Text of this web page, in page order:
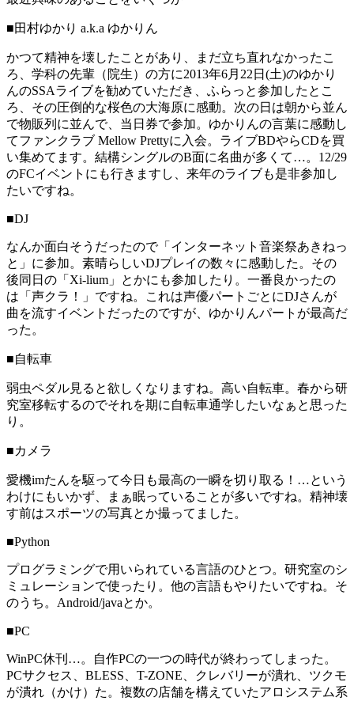
■田村ゆかり a.k.a ゆかりん
かつて精神を壊したことがあり、まだ立ち直れなかったこ
ろ、学科の先輩（院生）の方に2013年6月22日(土)のゆかり
んのSSAライブを勧めていただき、ふらっと参加したとこ
ろ、その圧倒的な桜色の大海原に感動。次の日は朝から並ん
で物販列に並んで、当日券で参加。ゆかりんの言葉に感動し
てファンクラブ Mellow Prettyに入会。ライブBDやらCDを買
い集めてます。結構シングルのB面に名曲が多くて…。12/29
のFCイベントにも行きますし、来年のライブも是非参加し
たいですね。
■DJ
なんか面白そうだったので「インターネット音楽祭あきねっ
と」に参加。素晴らしいDJプレイの数々に感動した。その
後同日の「Xi-lium」とかにも参加したり。一番良かったの
は「声クラ！」ですね。これは声優パートごとにDJさんが
曲を流すイベントだったのですが、ゆかりんパートが最高だ
った。
■自転車
弱虫ペダル見ると欲しくなりますね。高い自転車。春から研
究室移転するのでそれを期に自転車通学したいなぁと思った
り。
■カメラ
愛機imたんを駆って今日も最高の一瞬を切り取る！…という
わけにもいかず、まぁ眠っていることが多いですね。精神壊
す前はスポーツの写真とか撮ってました。
■Python
プログラミングで用いられている言語のひとつ。研究室のシ
ミュレーションで使ったり。他の言語もやりたいですね。そ
のうち。Android/javaとか。
■PC
WinPC休刊…。自作PCの一つの時代が終わってしまった。
PCサクセス、BLESS、T-ZONE、クレバリーが潰れ、ツクモ
が潰れ（かけ）た。複数の店舗を構えていたアロシステム系